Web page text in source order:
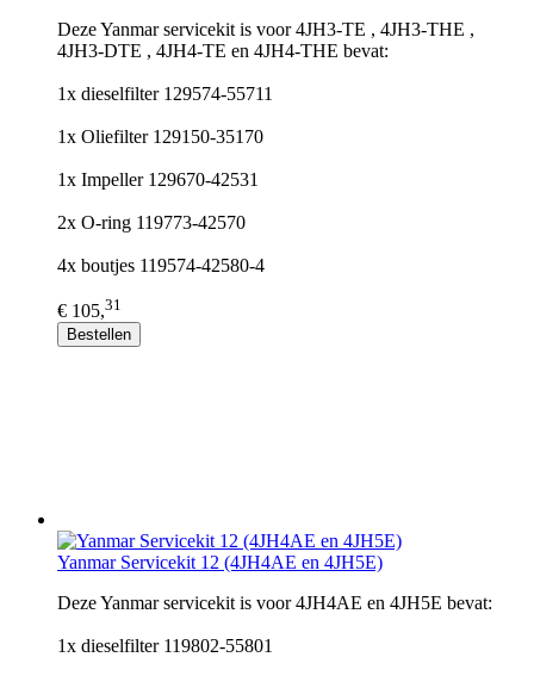
Deze Yanmar servicekit is voor 4JH3-TE , 4JH3-THE ,
4JH3-DTE , 4JH4-TE en 4JH4-THE bevat:
1x dieselfilter 129574-55711
1x Oliefilter 129150-35170
1x Impeller 129670-42531
2x O-ring 119773-42570
4x boutjes 119574-42580-4
€ 105,31
Bestellen
Yanmar Servicekit 12 (4JH4AE en 4JH5E)
Deze Yanmar servicekit is voor 4JH4AE en 4JH5E bevat:
1x dieselfilter 119802-55801